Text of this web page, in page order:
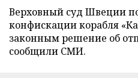
Верховный суд Швеции
конфискации корабля
законным решение об
сообщили СМИ.